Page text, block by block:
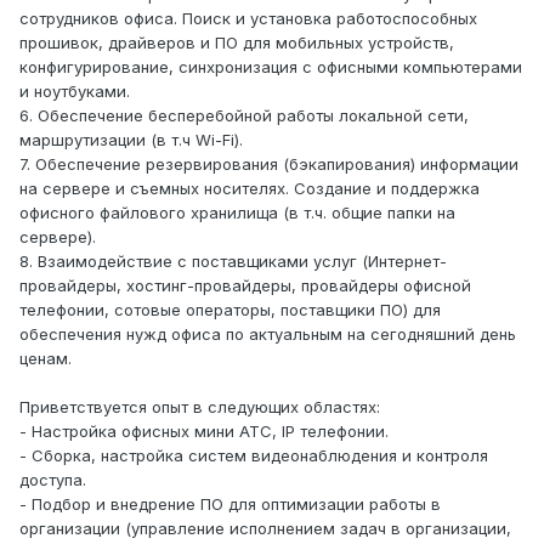
сотрудников офиса. Поиск и установка работоспособных
прошивок, драйверов и ПО для мобильных устройств,
конфигурирование, синхронизация с офисными компьютерами
и ноутбуками.
6. Обеспечение бесперебойной работы локальной сети,
маршрутизации (в т.ч Wi-Fi).
7. Обеспечение резервирования (бэкапирования) информации
на сервере и съемных носителях. Создание и поддержка
офисного файлового хранилища (в т.ч. общие папки на
сервере).
8. Взаимодействие с поставщиками услуг (Интернет-
провайдеры, хостинг-провайдеры, провайдеры офисной
телефонии, сотовые операторы, поставщики ПО) для
обеспечения нужд офиса по актуальным на сегодняшний день
ценам.
Приветствуется опыт в следующих областях:
- Настройка офисных мини АТС, IP телефонии.
- Сборка, настройка систем видеонаблюдения и контроля
доступа.
- Подбор и внедрение ПО для оптимизации работы в
организации (управление исполнением задач в организации,